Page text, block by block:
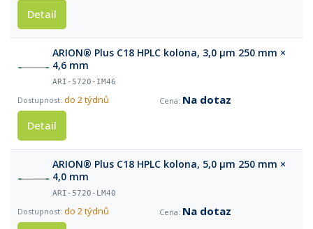
Detail
ARION® Plus C18 HPLC kolona, 3,0 µm 250 mm ×
4,6 mm
ARI-5720-IM46
do 2 týdnů
Na dotaz
Detail
ARION® Plus C18 HPLC kolona, 5,0 µm 250 mm ×
4,0 mm
ARI-5720-LM40
do 2 týdnů
Na dotaz